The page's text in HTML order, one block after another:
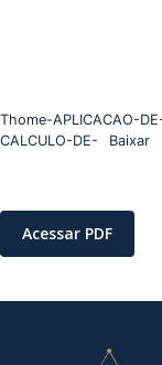
Thome-APLICACAO-
CALCULO-DE-
Baixar
Acessar PDF